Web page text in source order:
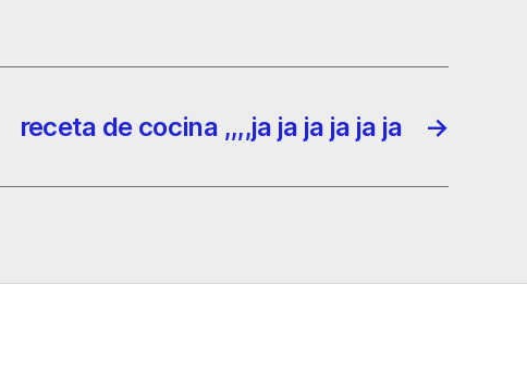
→
receta de cocina ,,,,ja ja ja ja ja ja